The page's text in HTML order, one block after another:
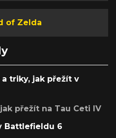
of Zelda
a triky, jak přežít v
přežít na Tau Ceti IV
Battlefieldu 6